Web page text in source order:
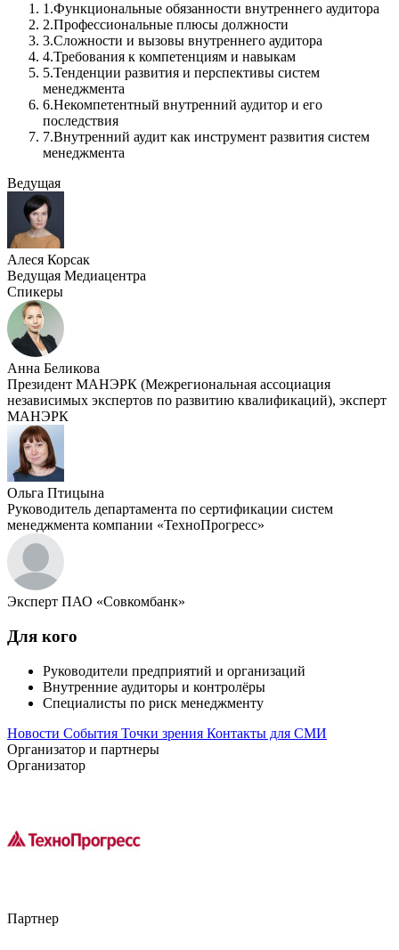
1.Функциональные обязанности внутреннего аудитора
2.Профессиональные плюсы должности
3.Сложности и вызовы внутреннего аудитора
4.Требования к компетенциям и навыкам
5.Тенденции развития и перспективы систем
менеджмента
6.Некомпетентный внутренний аудитор и его
последствия
7.Внутренний аудит как инструмент развития систем
менеджмента
Ведущая
Алеся Корсак
Ведущая Медиацентра
Спикеры
Анна Беликова
Президент МАНЭРК (Межрегиональная ассоциация
независимых экспертов по развитию квалификаций), эксперт
МАНЭРК
Ольга Птицына
Руководитель департамента по сертификации систем
менеджмента компании «ТехноПрогресс»
Эксперт ПАО «Совкомбанк»
Для кого
Руководители предприятий и организаций
Внутренние аудиторы и контролёры
Специалисты по риск менеджменту
Новости События Точки зрения Контакты для СМИ
Организатор и партнеры
Организатор
Партнер